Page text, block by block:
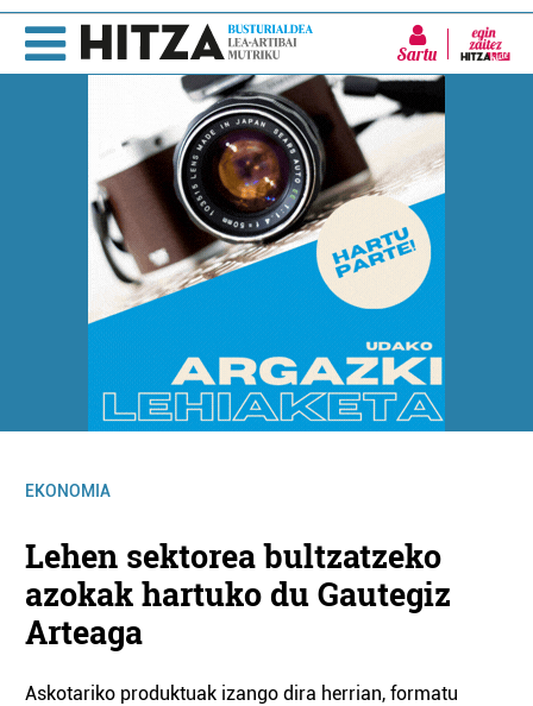
Sartu
EKONOMIA
Lehen sektorea bultzatzeko
azokak hartuko du Gautegiz
Arteaga
Askotariko produktuak izango dira herrian, formatu